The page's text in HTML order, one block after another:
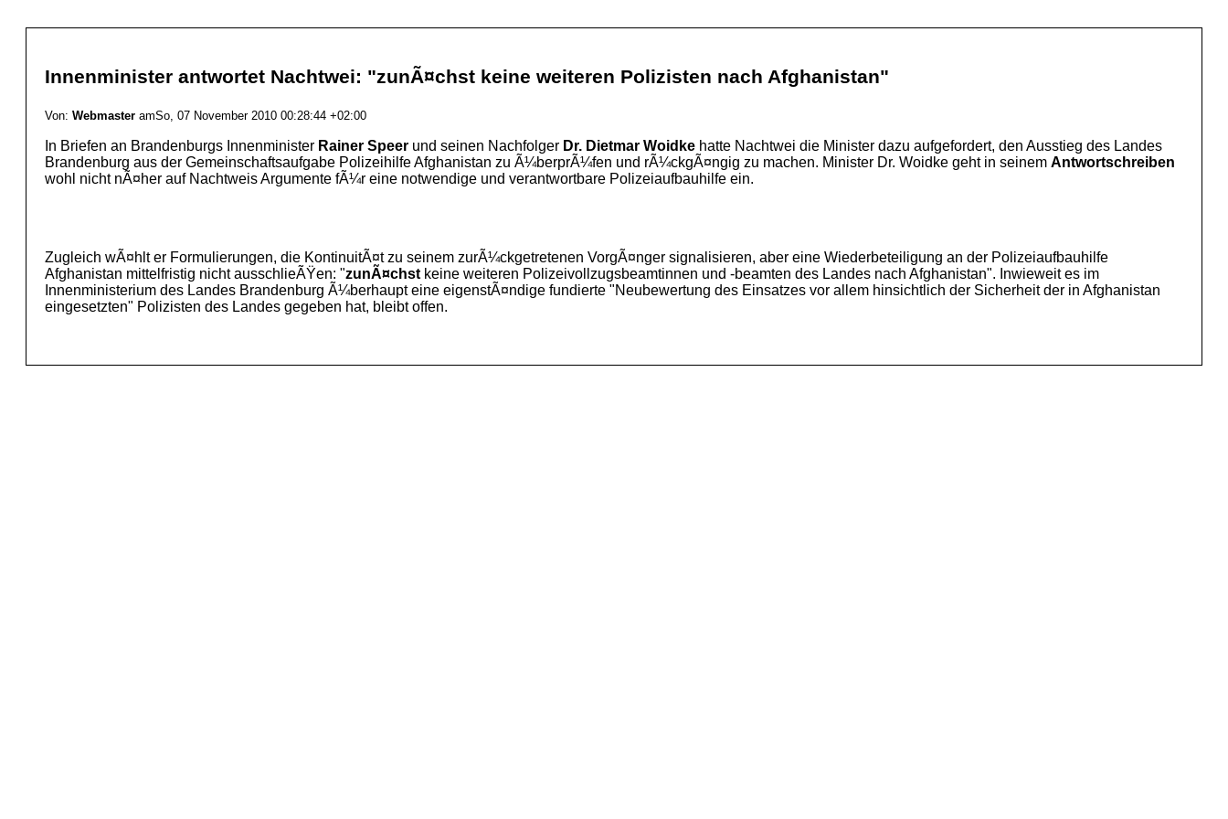
Innenminister antwortet Nachtwei: "zunÃ¤chst keine weiteren Polizisten nach Afghanistan"
Von: Webmaster amSo, 07 November 2010 00:28:44 +02:00
In Briefen an Brandenburgs Innenminister Rainer Speer und seinen Nachfolger Dr. Dietmar Woidke hatte Nachtwei die Minister dazu aufgefordert, den Ausstieg des Landes
Brandenburg aus der Gemeinschaftsaufgabe Polizeihilfe Afghanistan zu Ã¼berprÃ¼fen und rÃ¼ckgÃ¤ngig zu machen. Minister Dr. Woidke geht in seinem Antwortschreiben
wohl nicht nÃ¤her auf Nachtweis Argumente fÃ¼r eine notwendige und verantwortbare Polizeiaufbauhilfe ein.
Zugleich wÃ¤hlt er Formulierungen, die KontinuitÃ¤t zu seinem zurÃ¼ckgetretenen VorgÃ¤nger signalisieren, aber eine Wiederbeteiligung an der Polizeiaufbauhilfe
Afghanistan mittelfristig nicht ausschlieÃŸen: "zunÃ¤chst keine weiteren Polizeivollzugsbeamtinnen und -beamten des Landes nach Afghanistan". Inwieweit es im
Innenministerium des Landes Brandenburg Ã¼berhaupt eine eigenstÃ¤ndige fundierte "Neubewertung des Einsatzes vor allem hinsichtlich der Sicherheit der in Afghanistan
eingesetzten" Polizisten des Landes gegeben hat, bleibt offen.